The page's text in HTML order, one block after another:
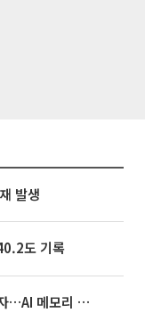
발생
도 기록
SK하이닉스, 용인·청주에 54조 투자…AI 메모리 생산기지 키운다